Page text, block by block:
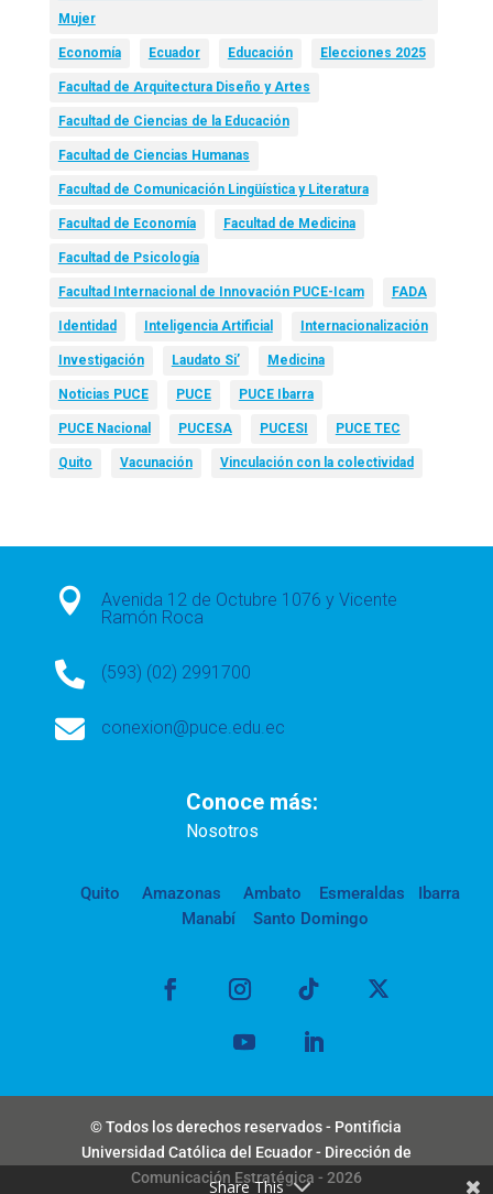
Mujer
Economía Ecuador Educación Elecciones 2025
Facultad de Arquitectura Diseño y Artes
Facultad de Ciencias de la Educación
Facultad de Ciencias Humanas
Facultad de Comunicación Lingüística y Literatura
Facultad de Economía Facultad de Medicina
Facultad de Psicología
Facultad Internacional de Innovación PUCE-Icam FADA
Identidad Inteligencia Artificial Internacionalización
Investigación Laudato Si’ Medicina
Noticias PUCE PUCE PUCE Ibarra
PUCE Nacional PUCESA PUCESI PUCE TEC
Quito Vacunación Vinculación con la colectividad

Avenida 12 de Octubre 1076 y Vicente
Ramón Roca
 (593) (02) 2991700
 conexion@puce.edu.ec
Conoce más:
Nosotros
Quito Amazonas Ambato Esmeraldas
Ibarra
Manabí
Santo Domingo
© Todos los derechos reservados - Pontificia
Universidad Católica del Ecuador - Dirección de
Comunicación Estratégica - 2026
Share This